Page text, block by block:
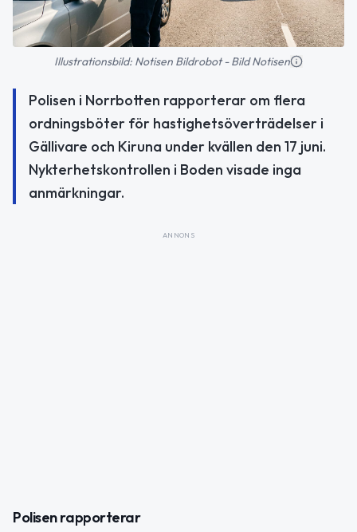
Illustrationsbild: Notisen Bildrobot - Bild Notisen
Polisen i Norrbotten rapporterar om flera
ordningsböter för hastighetsöverträdelser i
Gällivare och Kiruna under kvällen den 17 juni.
Nykterhetskontrollen i Boden visade inga
anmärkningar.
ANNONS
Polisen rapporterar